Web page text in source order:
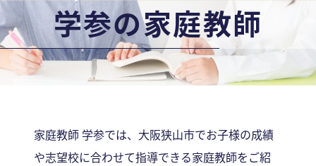
学参の家庭教師
家庭教師 学参では、大阪狭山市でお子様の成績
や志望校に合わせて指導できる家庭教師をご紹